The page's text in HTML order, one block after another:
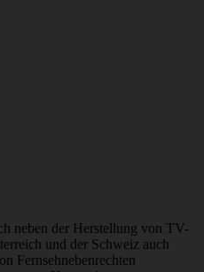
neben der Herstellung von TV-
und der Schweiz auch
Fernsehnebenrechten